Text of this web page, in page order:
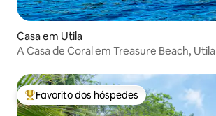
Casa em Utila
A Casa de Coral em Treasure Beach, Utila
Favoritos dos hóspedes mais apreciados
Favorito dos hóspedes